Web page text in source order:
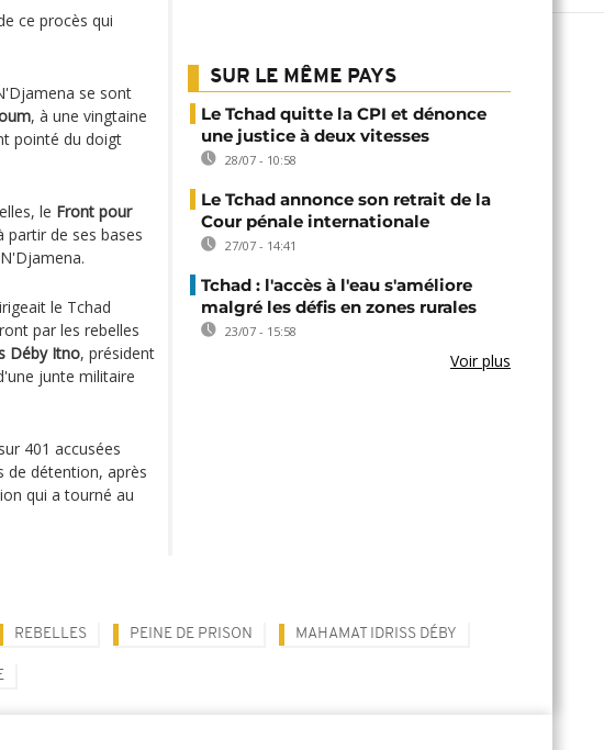
ce procès qui
se sont
, à une vingtaine
pointé du doigt
le Front pour
partir de ses bases
le Tchad
par les rebelles
Déby Itno, président
junte militaire
401 accusées
de détention, après
qui a tourné au
SUR LE MÊME PAYS
Le Tchad quitte la CPI et dénonce
une justice à deux vitesses
28/07 - 10:58
Le Tchad annonce son retrait de la
Cour pénale internationale
27/07 - 14:41
Tchad : l'accès à l'eau s'améliore
malgré les défis en zones rurales
23/07 - 15:58
Voir plus
REBELLES PEINE DE PRISON MAHAMAT IDRISS DÉBY